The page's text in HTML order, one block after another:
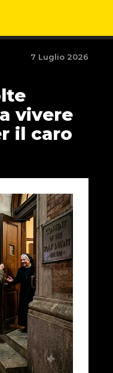
7 Luglio 2026
vivere
il caro